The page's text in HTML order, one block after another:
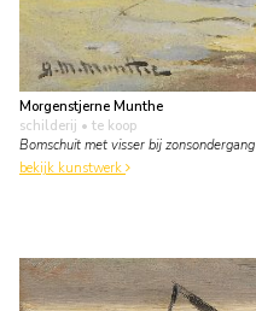
Morgenstjerne Munthe
schilderij • te koop
Bomschuit met visser bij zonsondergang
bekijk kunstwerk